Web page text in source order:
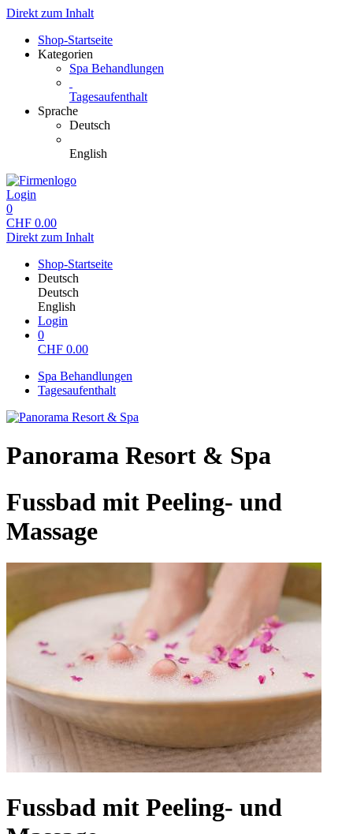
Direkt zum Inhalt
Shop-Startseite
Kategorien
Spa Behandlungen
Tagesaufenthalt
Sprache
Deutsch
English
Login
0
CHF 0.00
Direkt zum Inhalt
Shop-Startseite
Deutsch
Deutsch
English
Login
0
CHF 0.00
Spa Behandlungen
Tagesaufenthalt
Panorama Resort & Spa
Fussbad mit Peeling- und
Massage
Fussbad mit Peeling- und